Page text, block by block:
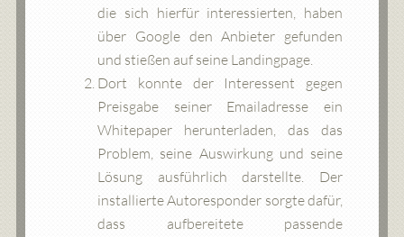
die sich hierfür interessierten, haben
über Google den Anbieter gefunden
und stießen auf seine Landingpage.
Dort konnte der Interessent gegen
Preisgabe seiner Emailadresse ein
Whitepaper herunterladen, das das
Problem, seine Auswirkung und seine
Lösung ausführlich darstellte. Der
installierte Autoresponder sorgte dafür,
dass aufbereitete passende